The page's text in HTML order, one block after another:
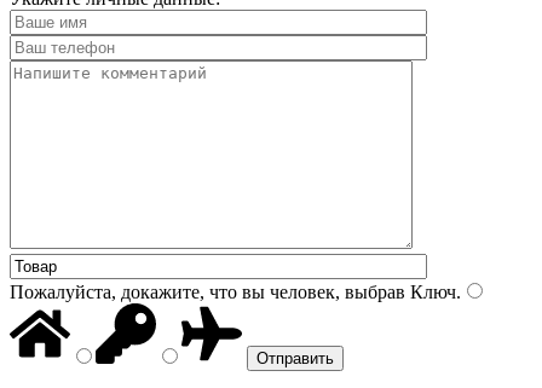
Пожалуйста, докажите, что вы человек, выбрав Ключ.